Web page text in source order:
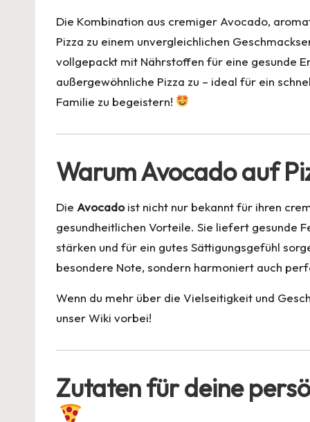
t
b
o
o
k
A
p
p
n
d
s
Die Kombination aus cremiger Avocado,
Pizza zu einem unvergleichlichen
vollgepackt mit Nährstoffen für eine gesunde
außergewöhnliche Pizza zu – ideal für ein
Familie zu begeistern!
Warum Avocado auf
Die Avocadoist nicht nur bekannt für ihren
gesundheitlichen Vorteile. Sie liefert gesunde
stärken und für ein gutes Sättigungsgefühl
besondere Note, sondern harmoniert auch
Wenn du mehr über die Vielseitigkeit und
unserWiki vorbei!
Zutaten für deine